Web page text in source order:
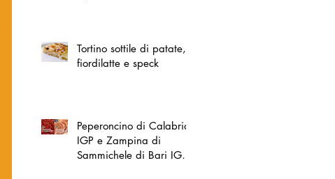
Tortino sottile di patate,
fiordilatte e speck
Peperoncino di Calabria
IGP e Zampina di
Sammichele di Bari IGP